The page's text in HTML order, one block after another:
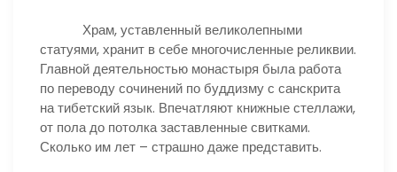
Храм, уставленный великолепными
статуями, хранит в себе многочисленные реликвии.
Главной деятельностью монастыря была работа
по переводу сочинений по буддизму с санскрита
на тибетский язык. Впечатляют книжные стеллажи,
от пола до потолка заставленные свитками.
Сколько им лет – страшно даже представить.